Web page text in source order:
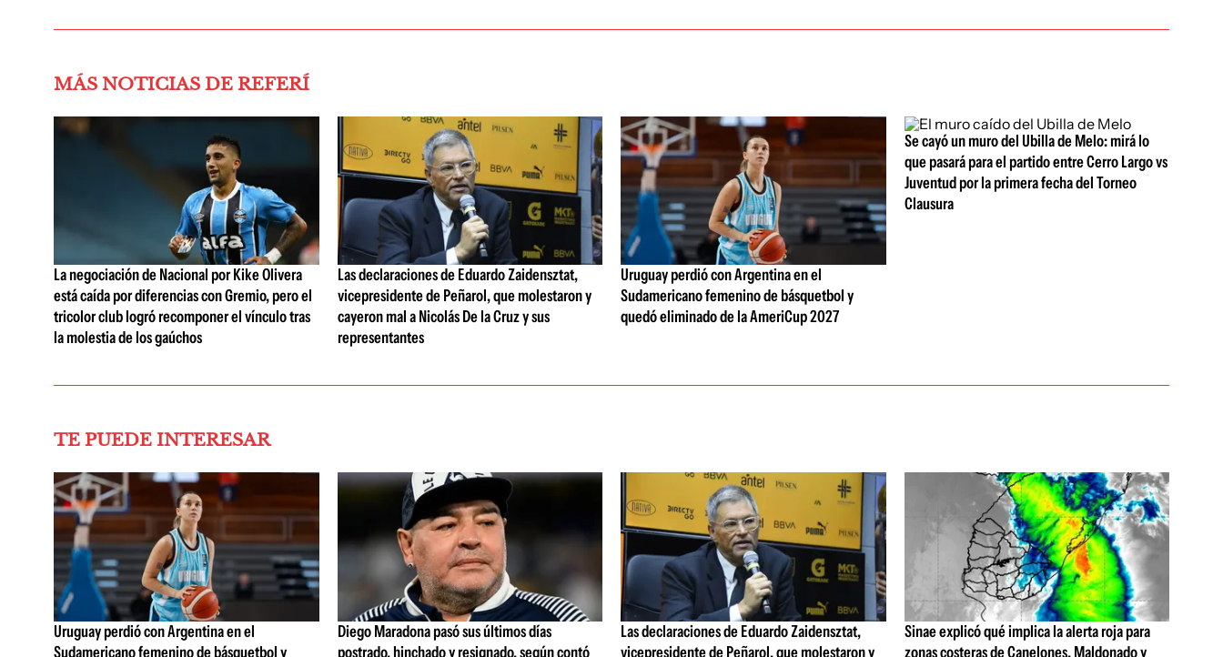
MÁS NOTICIAS DE REFERÍ
La negociación de Nacional por Kike Olivera
está caída por diferencias con Gremio, pero el
tricolor club logró recomponer el vínculo tras
la molestia de los gaúchos
Las declaraciones de Eduardo Zaidensztat,
vicepresidente de Peñarol, que molestaron y
cayeron mal a Nicolás De la Cruz y sus
representantes
Uruguay perdió con Argentina en el
Sudamericano femenino de básquetbol y
quedó eliminado de la AmeriCup 2027
Se cayó un muro del Ubilla de Melo: mirá lo
que pasará para el partido entre Cerro Largo vs
Juventud por la primera fecha del Torneo
Clausura
TE PUEDE INTERESAR
Uruguay perdió con Argentina en el
Sudamericano femenino de básquetbol y
Diego Maradona pasó sus últimos días
postrado, hinchado y resignado, según contó
Las declaraciones de Eduardo Zaidensztat,
vicepresidente de Peñarol, que molestaron y
Sinae explicó qué implica la alerta roja para
zonas costeras de Canelones, Maldonado y